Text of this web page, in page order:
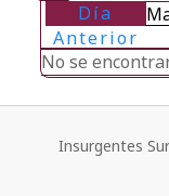
Día
Anterior
No se
Insurgentes